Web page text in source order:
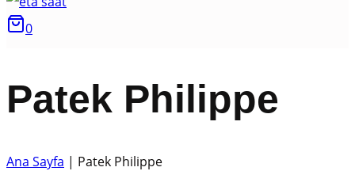
0
Patek Philippe
Ana Sayfa | Patek Philippe